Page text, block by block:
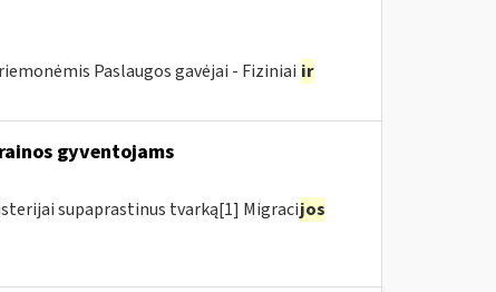
Paslaugos gavėjai - Fiziniai ir
gyventojams
supaprastinus tvarką[1] Migracijos